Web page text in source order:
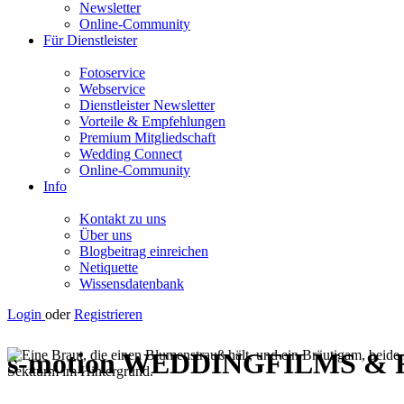
Newsletter
Online-Community
Für Dienstleister
Fotoservice
Webservice
Dienstleister Newsletter
Vorteile & Empfehlungen
Premium Mitgliedschaft
Wedding Connect
Online-Community
Info
Kontakt zu uns
Über uns
Blogbeitrag einreichen
Netiquette
Wissensdatenbank
Login oder Registrieren
s-motion WEDDINGFILMS &